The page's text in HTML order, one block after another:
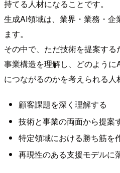
持てる人材になることです。
生成AI領域は、業界・業務・企
ます。
その中で、ただ技術を提案す
事業構造を理解し、どのよう
につながるのかを考えられる人
顧客課題を深く理解する
技術と事業の両面から提案
特定領域における勝ち筋を
再現性のある支援モデルに